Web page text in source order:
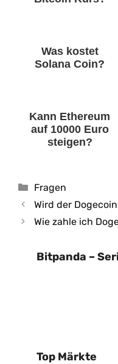
Was kostet
Solana Coin?
Kann Ethereum
auf 10000 Euro
steigen?
Kategorien
Fragen
Wird der
Wie zahle ich
Bitpanda –
Top Märkte